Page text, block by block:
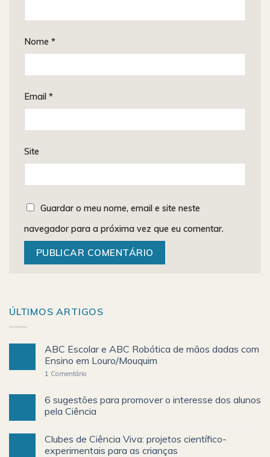
Nome *
Email *
Site
Guardar o meu nome, email e site neste
navegador para a próxima vez que eu comentar.
ÚLTIMOS ARTIGOS
ABC Escolar e ABC Robótica de mãos dadas com
Ensino em Louro/Mouquim
1 Comentário
6 sugestões para promover o interesse dos alunos
pela Ciência
Clubes de Ciência Viva: projetos científico-
experimentais para as crianças